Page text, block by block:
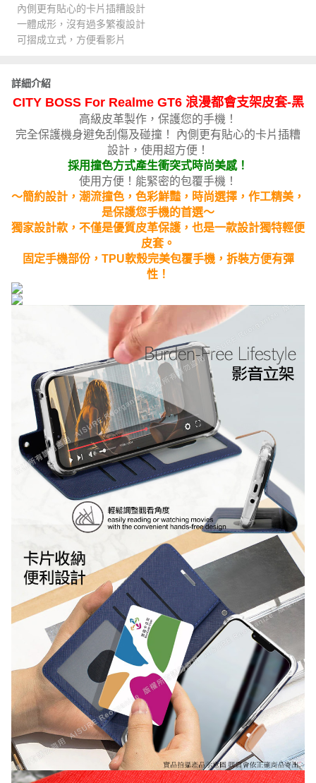
內側更有貼心的卡片插糟設計
一體成形，沒有過多繁複設計
可摺成立式，方便看影片
詳細介紹
CITY BOSS For Realme GT6 浪漫都會支架皮套-黑
高級皮革製作，保護您的手機！
完全保護機身避免刮傷及碰撞！ 內側更有貼心的卡片插糟
設計，使用超方便！
採用撞色方式產生衝突式時尚美感！
使用方便！能緊密的包覆手機！
～簡約設計，潮流撞色，色彩鮮豔，時尚選擇，作工精美，
是保護您手機的首選～
獨家設計款，不僅是優質皮革保護，也是一款設計獨特輕便
皮套。
固定手機部份，TPU軟殼完美包覆手機，拆裝方便有彈
性！